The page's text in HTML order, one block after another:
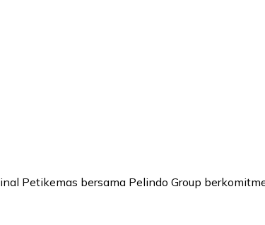
Petikemas bersama Pelindo Group